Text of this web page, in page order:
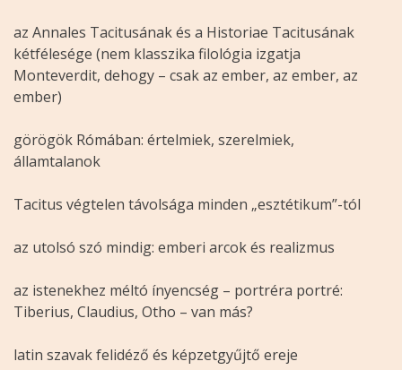
az Annales Tacitusának és a Historiae Tacitusának
kétfélesége (nem klasszika filológia izgatja
Monteverdit, dehogy – csak az ember, az ember, az
ember)
görögök Rómában: értelmiek, szerelmiek,
államtalanok
Tacitus végtelen távolsága minden „esztétikum”-tól
az utolsó szó mindig: emberi arcok és realizmus
az istenekhez méltó ínyencség – portréra portré:
Tiberius, Claudius, Otho – van más?
latin szavak felidéző és képzetgyűjtő ereje